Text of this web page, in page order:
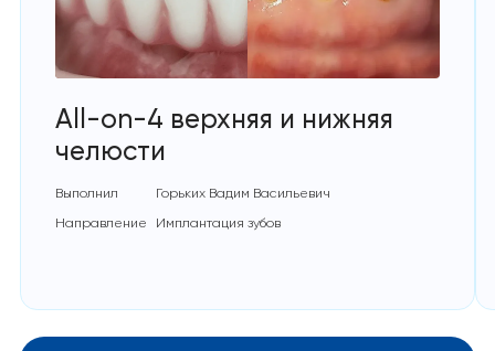
All-on-4 верхняя и нижняя
челюсти
Выполнил Горьких Вадим Васильевич
Направление Имплантация зубов